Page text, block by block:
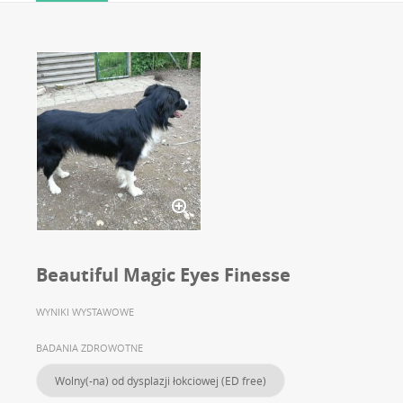
Beautiful Magic Eyes Finesse
WYNIKI WYSTAWOWE
BADANIA ZDROWOTNE
Wolny(-na) od dysplazji łokciowej (ED free)